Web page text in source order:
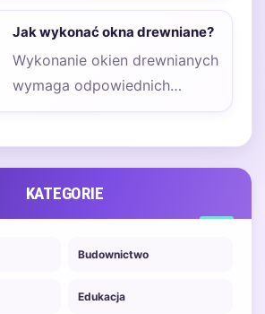
Jak wykonać okna drewniane?
Wykonanie okien drewnianych
wymaga odpowiednich
materiałów, które zapewnią
wszystkim…
KATEGORIE
Budownictwo
Edukacja